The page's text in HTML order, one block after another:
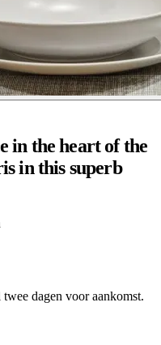
in the heart of the
in this superb
dagen voor aankomst.